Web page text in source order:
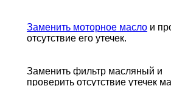
Заменить моторное масло и
отсутствие его утечек.
Заменить фильтр масляный и
проверить отсутствие утечек